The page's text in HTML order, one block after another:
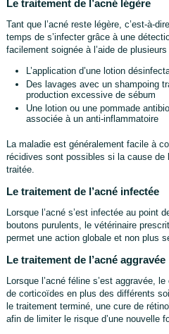
Le traitement de l’acné légère
Tant que l’acné reste légère, c’est-à-
temps de s’infecter grâce à une
facilement soignée à l’aide de
L’application d’une lotion
Des lavages avec un shampoing
production excessive de sébum
Une lotion ou une pommade
associée à un anti-inflammatoire
La maladie est généralement facile à
récidives sont possibles si la cause de
traitée.
Le traitement de l’acné infectée
Lorsque l’acné s’est infectée au point
boutons purulents, le vétérinaire
permet une action globale et non plus
Le traitement de l’acné aggravée
Lorsque l’acné féline s’est aggravée,
de corticoïdes en plus des différents
le traitement terminé, une cure de
afin de limiter le risque d’une nouvelle